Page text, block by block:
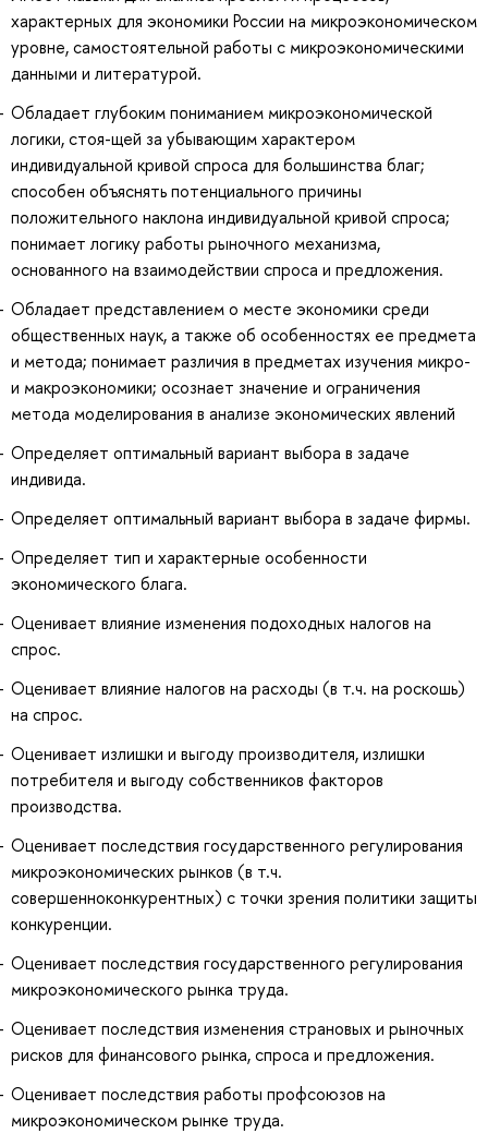
характерных для экономики России на микроэкономическом
уровне, самостоятельной работы с микроэкономическими
данными и литературой.
Обладает глубоким пониманием микроэкономической
логики, стоя-щей за убывающим характером
индивидуальной кривой спроса для большинства благ;
способен объяснять потенциального причины
положительного наклона индивидуальной кривой спроса;
понимает логику работы рыночного механизма,
основанного на взаимодействии спроса и предложения.
Обладает представлением о месте экономики среди
общественных наук, а также об особенностях ее предмета
и метода; понимает различия в предметах изучения микро-
и макроэкономики; осознает значение и ограничения
метода моделирования в анализе экономических явлений
Определяет оптимальный вариант выбора в задаче
индивида.
Определяет оптимальный вариант выбора в задаче фирмы.
Определяет тип и характерные особенности
экономического блага.
Оценивает влияние изменения подоходных налогов на
спрос.
Оценивает влияние налогов на расходы (в т.ч. на роскошь)
на спрос.
Оценивает излишки и выгоду производителя, излишки
потребителя и выгоду собственников факторов
производства.
Оценивает последствия государственного регулирования
микроэкономических рынков (в т.ч.
совершенноконкурентных) с точки зрения политики защиты
конкуренции.
Оценивает последствия государственного регулирования
микроэкономического рынка труда.
Оценивает последствия изменения страновых и рыночных
рисков для финансового рынка, спроса и предложения.
Оценивает последствия работы профсоюзов на
микроэкономическом рынке труда.